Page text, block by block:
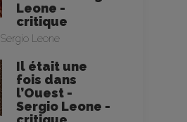
Leone -
critique
Sergio Leone
Il était une
fois dans
l’Ouest -
Sergio Leone -